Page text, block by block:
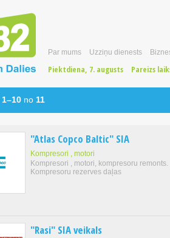
Par mums Uzziņu dienests
Piektdiena, 7. augusts Pareizs
1–10 no 11
"Atlas Copco Baltic" SIA
Kompresori , motori
Kompresori , motori, kompresoru remonts.
Kompresoru rezerves daļas
"Rasi" SIA veikals